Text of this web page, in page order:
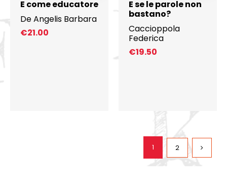
E come educatore
De Angelis Barbara
€21.00
E se le parole non
bastano?
Caccioppola
Federica
€19.50
1 2